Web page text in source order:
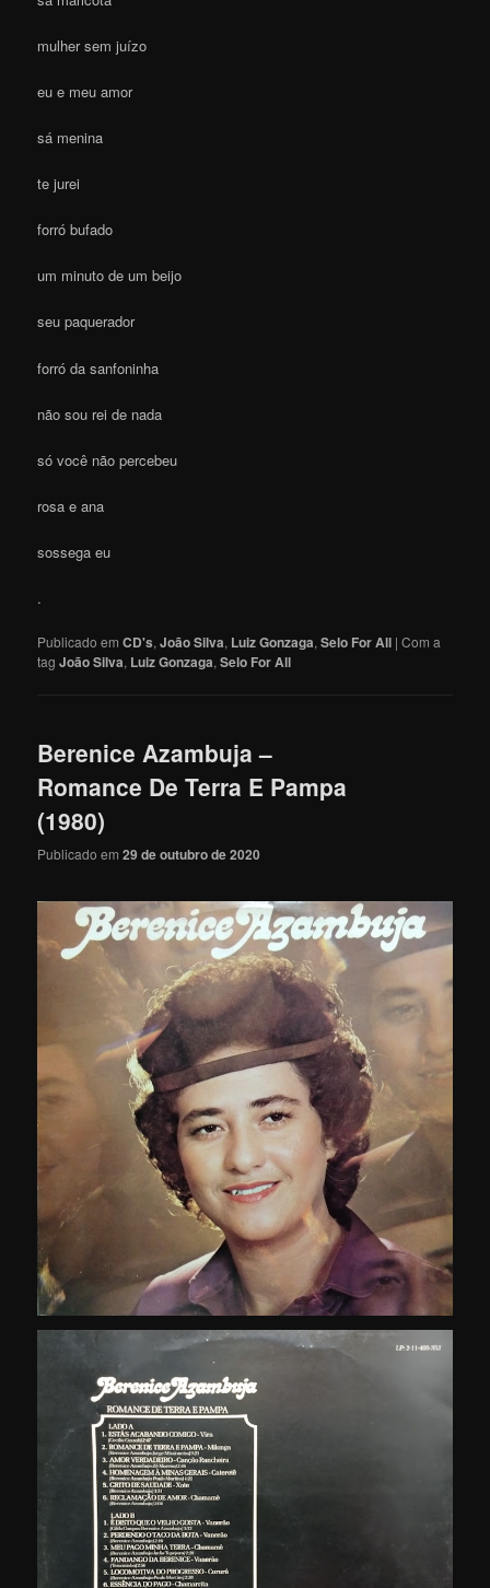
mulher sem juízo
eu e meu amor
sá menina
te jurei
forró bufado
um minuto de um beijo
seu paquerador
forró da sanfoninha
não sou rei de nada
só você não percebeu
rosa e ana
sossega eu
.
Publicado em CD's,João Silva, Luiz Gonzaga,Selo For All |Com a
tagJoão Silva, Luiz Gonzaga,Selo For All
Berenice Azambuja –
Romance De Terra E Pampa
(1980)
Publicado em29 de outubro de 2020